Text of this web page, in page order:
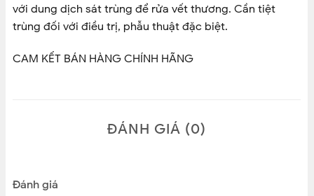
với dung dịch sát trùng để rửa vết thương. Cần tiệt
trùng đối với điều trị, phẫu thuật đặc biệt.
CAM KẾT BÁN HÀNG CHÍNH HÃNG
ĐÁNH GIÁ (0)
Đánh giá